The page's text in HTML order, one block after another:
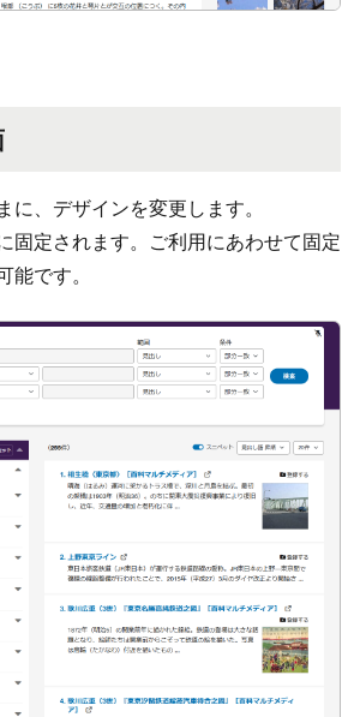
に、デザインを変更します。
固定されます。ご利用にあわせて固定
です。